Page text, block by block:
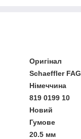
Оригінал
Schaeffler FAG
Німеччина
819 0199 10
Новий
Гумове
20.5 мм